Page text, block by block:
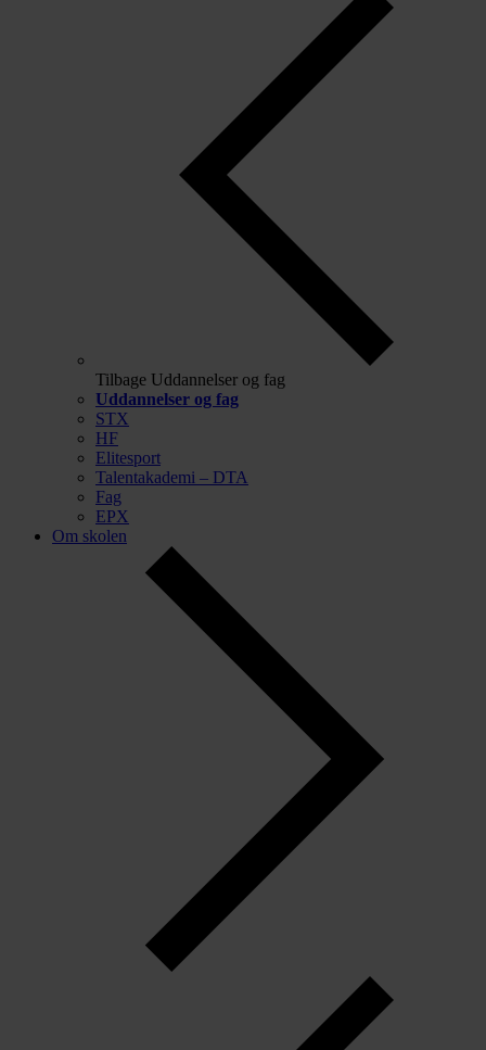
Tilbage Uddannelser og fag
Uddannelser og fag
STX
HF
Elitesport
Talentakademi – DTA
Fag
EPX
Om skolen